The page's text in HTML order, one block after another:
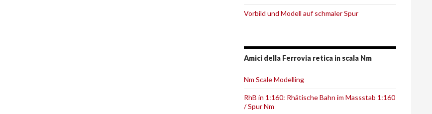
Vorbild und Modell auf schmaler Spur
Amici della Ferrovia retica in scala Nm
Nm Scale Modelling
RhB in 1:160: Rhätische Bahn im Massstab 1:160
/ Spur Nm